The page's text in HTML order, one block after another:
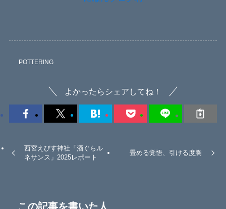
POTTERING
よかったらシェアしてね！
西宮えびす神社「酒ぐらル
ネサンス」2025レポート
畳める覚悟、引ける度胸
この記事を書いた人